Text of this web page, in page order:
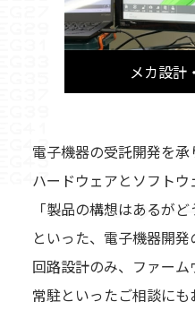
メカ設計
電子機器の受託開発を承
ハードウェアとソフト
「製品の構想はあるが
といった、電子機器開
回路設計のみ、ファー
常駐といったご相談に